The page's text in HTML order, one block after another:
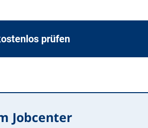
prüfen
Jobcenter